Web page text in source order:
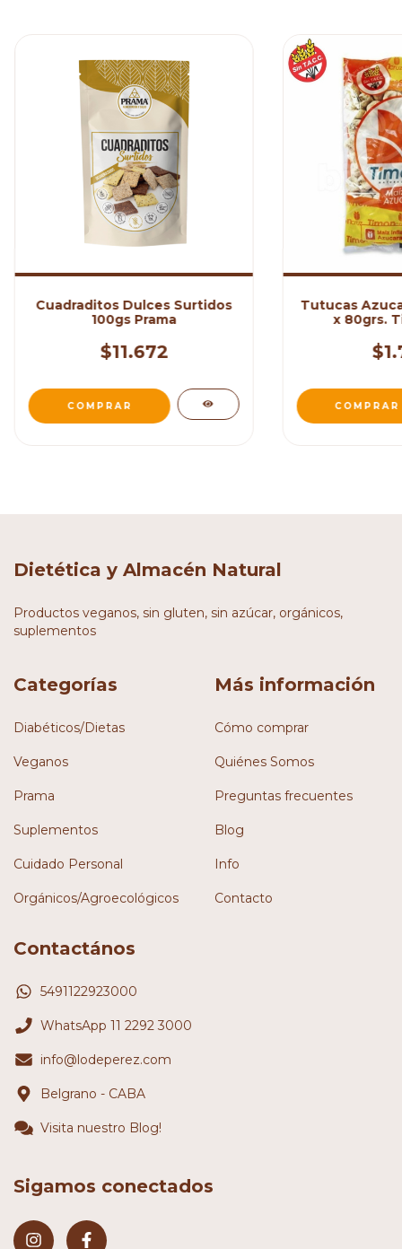
Cuadraditos Dulces Surtidos
100gs Prama
$11.672
Tutucas
x 80grs.
Dietética y Almacén Natural
Productos veganos, sin gluten, sin azúcar, orgánicos,
suplementos
Categorías
Diabéticos/Dietas
Veganos
Prama
Suplementos
Cuidado Personal
Orgánicos/Agroecológicos
Más información
Cómo comprar
Quiénes Somos
Preguntas frecuentes
Blog
Info
Contacto
Contactános
5491122923000
WhatsApp 11 2292 3000
info@lodeperez.com
Belgrano - CABA
Visita nuestro Blog!
Sigamos conectados